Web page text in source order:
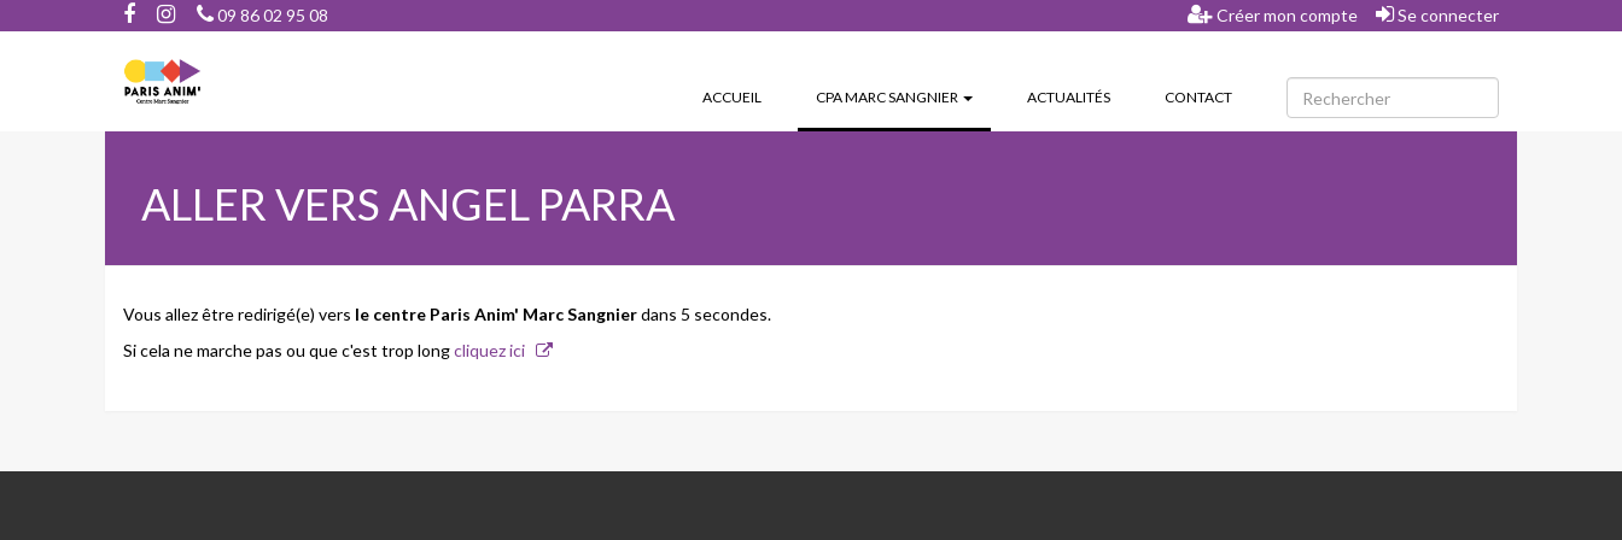
09 86 02 95 08 Créer mon compte Se connecter
ACCUEIL CPA MARC SANGNIER (CURRENT)ACTUALITÉS CONTACT
ALLER VERS ANGEL PARRA
Vous allez être redirigé(e) vers le centre Paris Anim' Marc Sangnierdans 5 secondes.
Si cela ne marche pas ou que c'est trop longcliquez ici